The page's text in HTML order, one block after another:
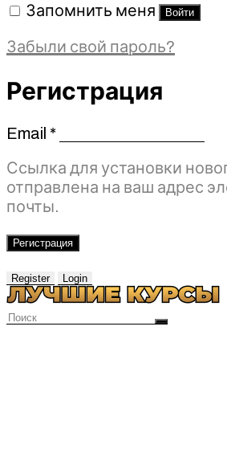
Запомнить меня Войти
Забыли свой пароль?
Регистрация
Email *Обязательно
Ссылка для установки
отправлена ​​на ваш адрес
почты.
Регистрация
Register Login